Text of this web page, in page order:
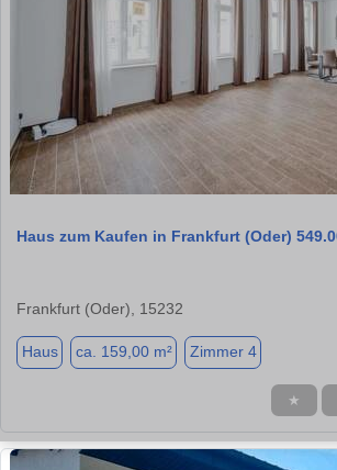
Haus zum Kaufen in Frankfurt (Oder)
Frankfurt (Oder), 15232
Haus ca. 159,00 m² Zimmer 4
★